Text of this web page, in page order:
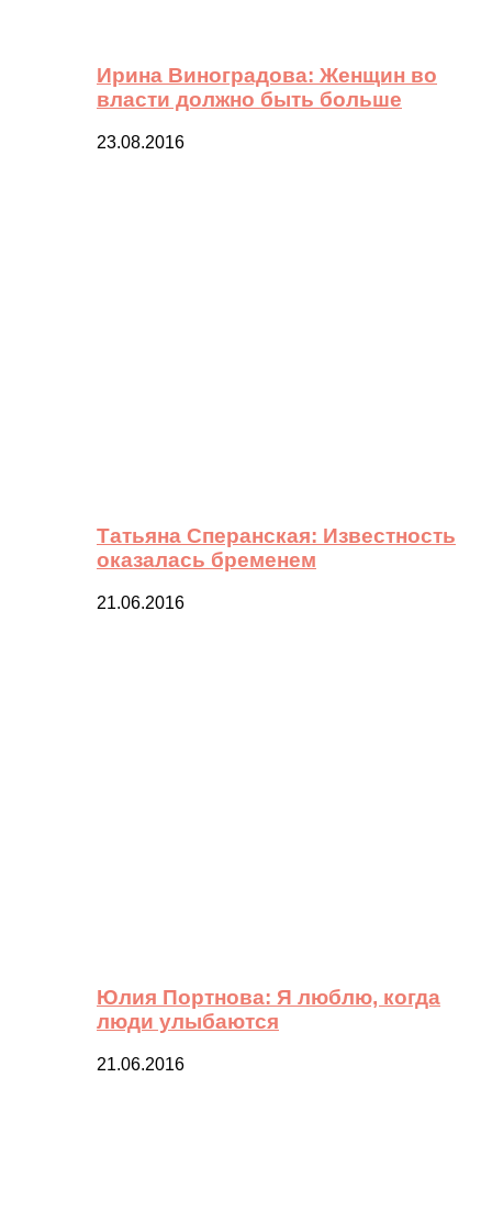
Ирина Виноградова: Женщин во
власти должно быть больше
23.08.2016
Татьяна Сперанская: Известность
оказалась бременем
21.06.2016
Юлия Портнова: Я люблю, когда
люди улыбаются
21.06.2016